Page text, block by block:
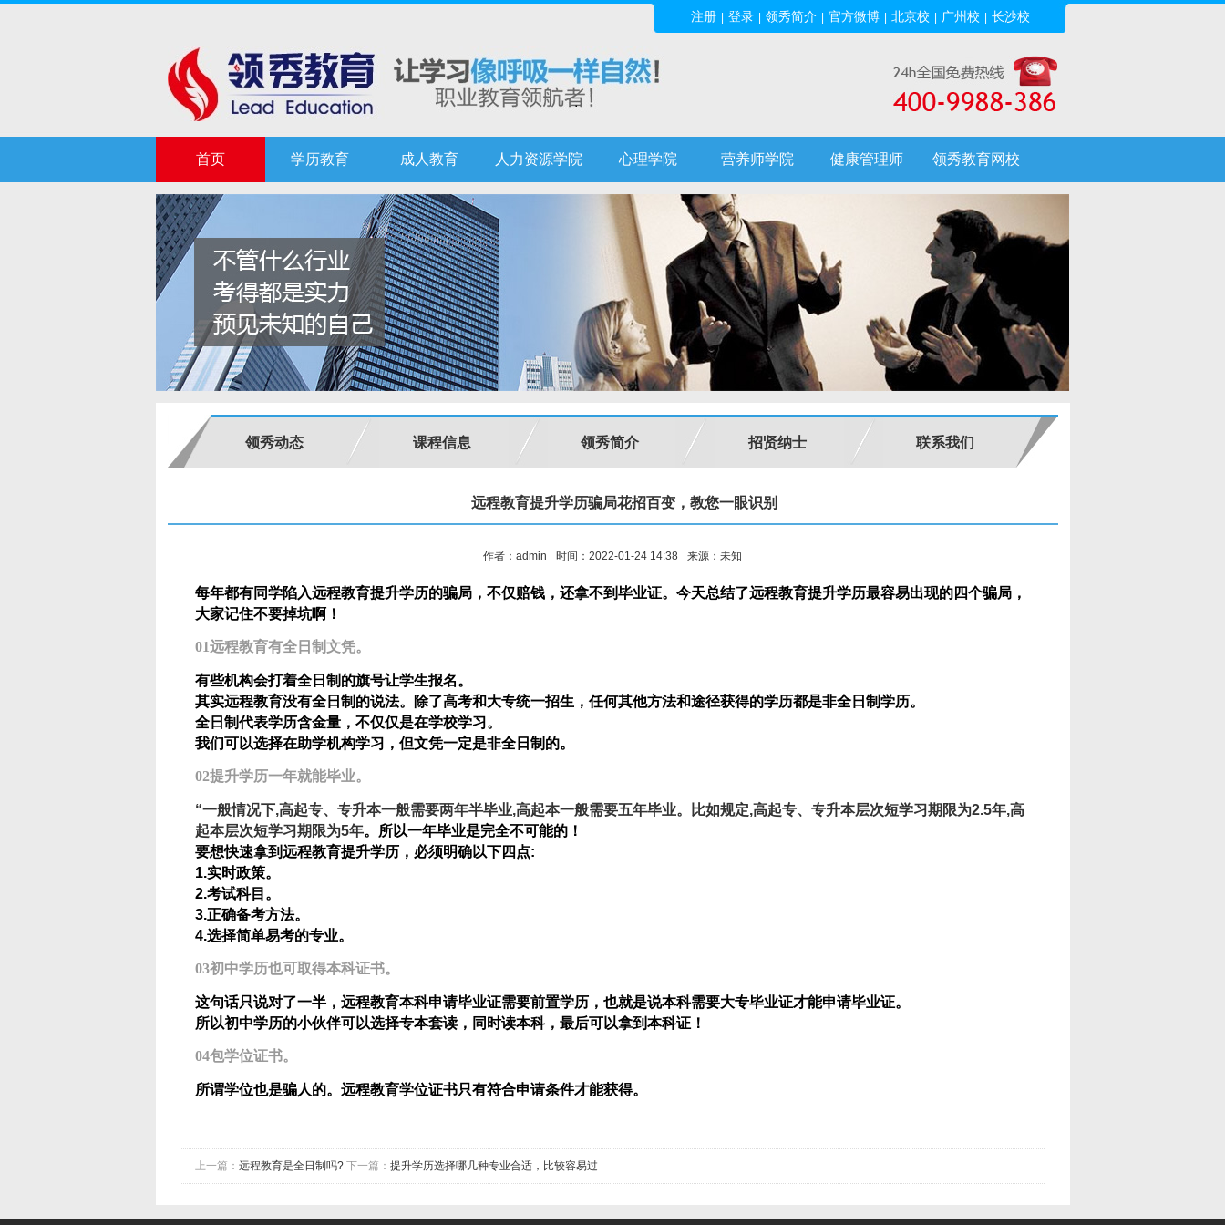
注册 登录 领秀简介 官方微博 北京校 广州校 长沙校
首页 学历教育 成人教育 人力资源学院 心理学院 营养师学院 健康管理师 领秀教育网校
领秀动态 课程信息 领秀简介 招贤纳士 联系我们
远程教育提升学历骗局花招百变，教您一眼识别
作者：admin 时间：2022-01-24 14:38 来源：未知
每年都有同学陷入远程教育提升学历的骗局，不仅赔钱，还拿不到毕业证。今天总结了远程教育提升学历最容易出现的四个骗局，
大家记住不要掉坑啊！
01远程教育有全日制文凭。
有些机构会打着全日制的旗号让学生报名。
其实远程教育没有全日制的说法。除了高考和大专统一招生，任何其他方法和途径获得的学历都是非全日制学历。
全日制代表学历含金量，不仅仅是在学校学习。
我们可以选择在助学机构学习，但文凭一定是非全日制的。
02提升学历一年就能毕业。
“一般情况下,高起专、专升本一般需要两年半毕业,高起本一般需要五年毕业。比如规定,高起专、专升本层次短学习期限为2.5年,高
起本层次短学习期限为5年。所以一年毕业是完全不可能的！
要想快速拿到远程教育提升学历，必须明确以下四点:
1.实时政策。
2.考试科目。
3.正确备考方法。
4.选择简单易考的专业。
03初中学历也可取得本科证书。
这句话只说对了一半，远程教育本科申请毕业证需要前置学历，也就是说本科需要大专毕业证才能申请毕业证。
所以初中学历的小伙伴可以选择专本套读，同时读本科，最后可以拿到本科证！
04包学位证书。
所谓学位也是骗人的。远程教育学位证书只有符合申请条件才能获得。
上一篇： 远程教育是全日制吗?下一篇： 提升学历选择哪几种专业合适，比较容易过